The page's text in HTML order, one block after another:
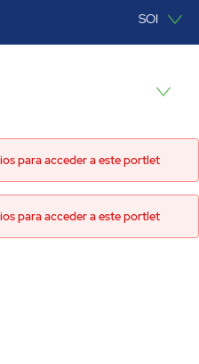
SOI
para acceder a este portlet
para acceder a este portlet